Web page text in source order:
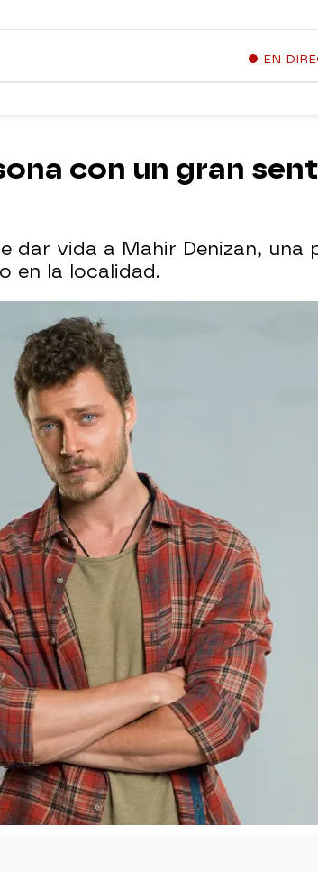
EN
con un gran
dar vida a Mahir Denizan, una
en la localidad.